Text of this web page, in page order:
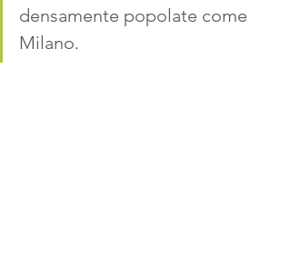
densamente popolate come
Milano.